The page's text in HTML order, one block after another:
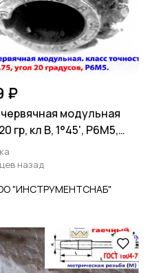
₽
модульная
гр, кл В, 1°45', Р6М5,
назад
"ИНСТРУМЕНТСНАБ"